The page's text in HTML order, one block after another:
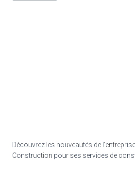
Découvrez les nouveautés de
Construction pour ses services de